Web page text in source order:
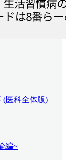
(医科全体版)
編~